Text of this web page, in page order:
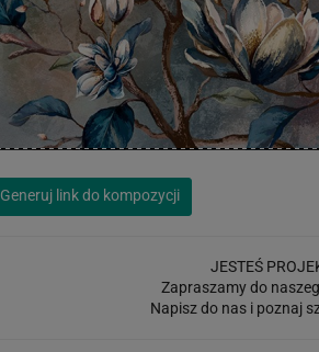
Generuj link do kompozycji
JESTEŚ
Zapraszamy do
Napisz do nas i poznaj